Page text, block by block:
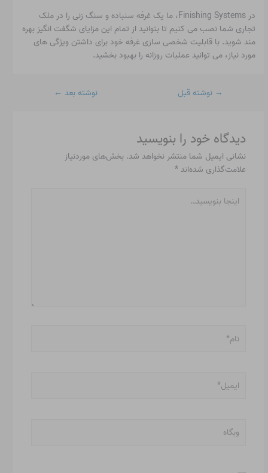
در Finishing Systems، ما یک غرفه سنباده و سنگ زنی را در ملک
تجاری شما نصب می کنیم تا بتوانید از تمام این مزایای شگفت انگیز بهره
مند شوید. با قابلیت شخصی سازی غرفه خود برای داشتن ویژگی های
مورد نیاز، می توانید عملیات روزانه را بهبود بخشید.
→ نوشته قبل نوشته بعد ←
دیدگاه‌ خود را بنویسید
نشانی ایمیل شما منتشر نخواهد شد. بخش‌های موردنیاز
علامت‌گذاری شده‌اند *
بنویسید…
وبگاه